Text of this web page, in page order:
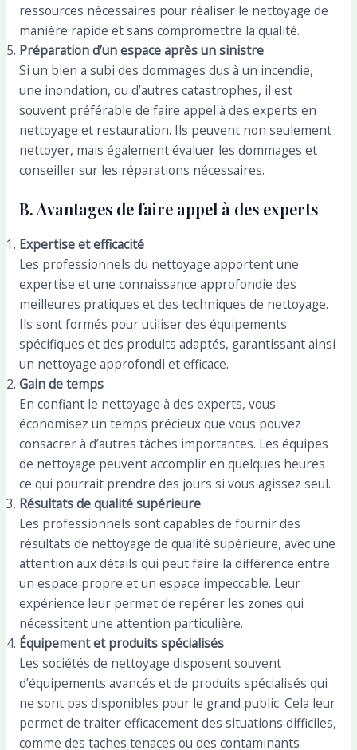
ressources nécessaires pour réaliser le nettoyage de
manière rapide et sans compromettre la qualité.
Préparation d’un espace après un sinistre
Si un bien a subi des dommages dus à un incendie,
une inondation, ou d’autres catastrophes, il est
souvent préférable de faire appel à des experts en
nettoyage et restauration. Ils peuvent non seulement
nettoyer, mais également évaluer les dommages et
conseiller sur les réparations nécessaires.
B. Avantages de faire appel à des experts
Expertise et efficacité
Les professionnels du nettoyage apportent une
expertise et une connaissance approfondie des
meilleures pratiques et des techniques de nettoyage.
Ils sont formés pour utiliser des équipements
spécifiques et des produits adaptés, garantissant ainsi
un nettoyage approfondi et efficace.
Gain de temps
En confiant le nettoyage à des experts, vous
économisez un temps précieux que vous pouvez
consacrer à d’autres tâches importantes. Les équipes
de nettoyage peuvent accomplir en quelques heures
ce qui pourrait prendre des jours si vous agissez seul.
Résultats de qualité supérieure
Les professionnels sont capables de fournir des
résultats de nettoyage de qualité supérieure, avec une
attention aux détails qui peut faire la différence entre
un espace propre et un espace impeccable. Leur
expérience leur permet de repérer les zones qui
nécessitent une attention particulière.
Équipement et produits spécialisés
Les sociétés de nettoyage disposent souvent
d’équipements avancés et de produits spécialisés qui
ne sont pas disponibles pour le grand public. Cela leur
permet de traiter efficacement des situations difficiles,
comme des taches tenaces ou des contaminants